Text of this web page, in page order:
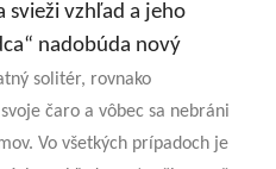
svieži vzhľad a jeho
nadobúda nový
solitér, rovnako
čaro a vôbec sa nebráni
Vo všetkých prípadoch je